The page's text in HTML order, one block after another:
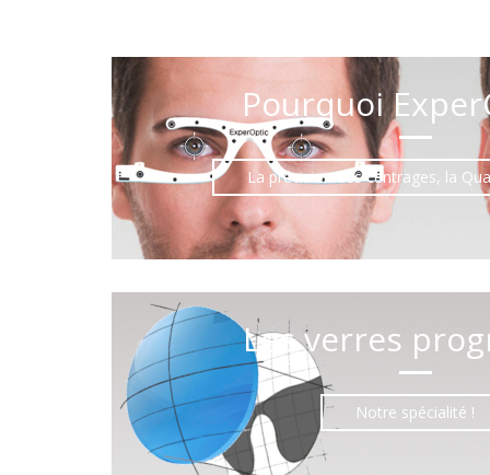
Pourquoi
La précision des centrages, la
Les verres
Notre spécialité !